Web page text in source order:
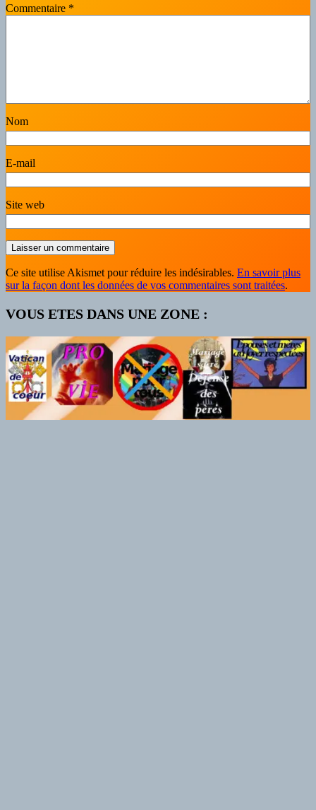
Commentaire *
Nom
E-mail
Site web
Ce site utilise Akismet pour réduire les indésirables. En savoir plus
sur la façon dont les données de vos commentaires sont traitées.
VOUS ETES DANS UNE ZONE :